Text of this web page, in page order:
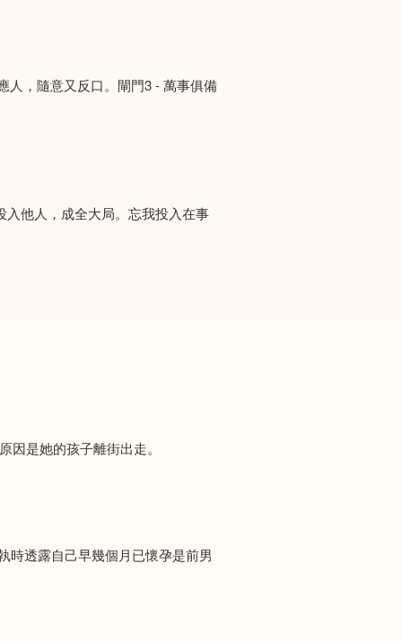
人，隨意又反口。閘門3 - 萬事俱備
他人，成全大局。忘我投入在事
因是她的孩子離街出走。
時透露自己早幾個月已懷孕是前男